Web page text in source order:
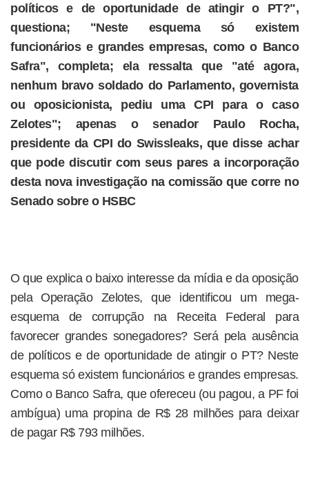
políticos e de oportunidade de atingir o PT?",
questiona; "Neste esquema só existem
funcionários e grandes empresas, como o Banco
Safra", completa; ela ressalta que "até agora,
nenhum bravo soldado do Parlamento, governista
ou oposicionista, pediu uma CPI para o caso
Zelotes"; apenas o senador Paulo Rocha,
presidente da CPI do Swissleaks, que disse achar
que pode discutir com seus pares a incorporação
desta nova investigação na comissão que corre no
Senado sobre o HSBC
O que explica o baixo interesse da mídia e da oposição
pela Operação Zelotes, que identificou um mega-
esquema de corrupção na Receita Federal para
favorecer grandes sonegadores? Será pela ausência
de políticos e de oportunidade de atingir o PT? Neste
esquema só existem funcionários e grandes empresas.
Como o Banco Safra, que ofereceu (ou pagou, a PF foi
ambígua) uma propina de R$ 28 milhões para deixar
de pagar R$ 793 milhões.